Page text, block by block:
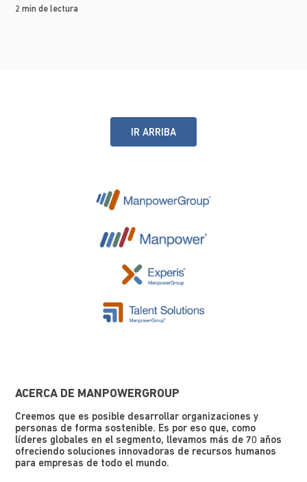
2 min de lectura
IR ARRIBA
ACERCA DE MANPOWERGROUP
Creemos que es posible desarrollar organizaciones y
personas de forma sostenible. Es por eso que, como
líderes globales en el segmento, llevamos más de 70 años
ofreciendo soluciones innovadoras de recursos humanos
para empresas de todo el mundo.